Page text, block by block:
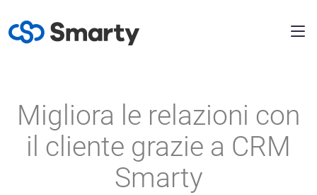
Migliora le relazioni con
il cliente grazie a CRM
Smarty